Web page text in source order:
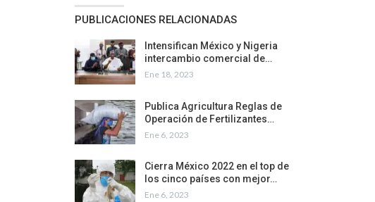
PUBLICACIONES RELACIONADAS
Intensifican México y Nigeria
intercambio comercial de…
Ene 18, 2023
Publica Agricultura Reglas de
Operación de Fertilizantes…
Ene 6, 2023
Cierra México 2022 en el top de
los cinco países con mejor…
Ene 6, 2023